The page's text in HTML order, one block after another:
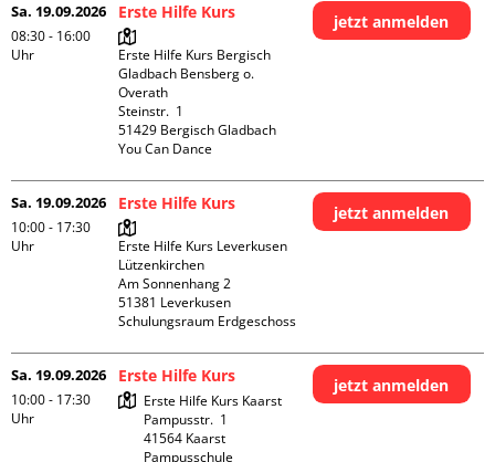
Sa. 19.09.2026
08:30 - 16:00
Uhr
Erste Hilfe Kurs
Erste Hilfe Kurs Bergisch
Gladbach Bensberg o.
Overath
Steinstr.  1
51429 Bergisch Gladbach
You Can Dance
jetzt anmelden
Sa. 19.09.2026
10:00 - 17:30
Uhr
Erste Hilfe Kurs
Erste Hilfe Kurs Leverkusen
Lützenkirchen
Am Sonnenhang 2
51381 Leverkusen
Schulungsraum Erdgeschoss
jetzt anmelden
Sa. 19.09.2026
10:00 - 17:30
Uhr
Erste Hilfe Kurs
Erste Hilfe Kurs Kaarst
Pampusstr.  1
41564 Kaarst
Pampusschule
jetzt anmelden